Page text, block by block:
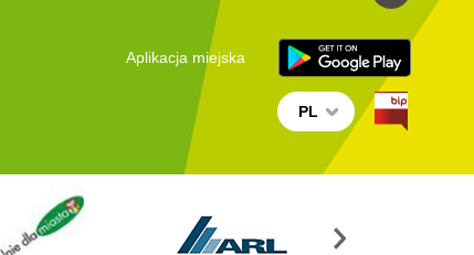
Aplikacja miejska
PL